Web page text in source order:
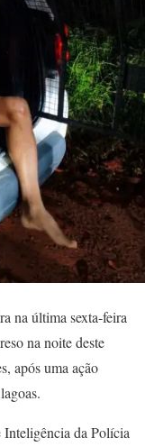
na última sexta-feira
na noite deste
após uma ação
da Polícia